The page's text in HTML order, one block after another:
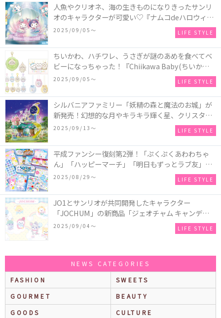
人魚やクリオネ、海の生きものになりきったサンリ
オのキャラクターが可愛い♡『ナムコdeハロウィン
2025～マーメイドファンタジー～』全国のアミュー
ズメント施設「ナムコ」「ナムコオンラインクレー
ン」で開催！
2025/09/05〜 LIFE STYLE
ちいかわ、ハチワレ、うさぎが謎のあめを食べてベ
ビーになっちゃった！『Chiikawa Baby(ちいかわベ
ビー)』の催事を全国14か所で開催！
2025/09/05〜 LIFE STYLE
シルバニアファミリー「妖精の森と魔法のお城」が
新発売！幻想的な月やキラキラ輝く星、クリスタル
などの装飾がお城を彩る♡
2025/09/13〜 LIFE STYLE
平成ファンシー復刻第2弾！「ぷくぷくあわわちゃ
ん」「ハッピーマーチ」「明日もずっとラブ友」な
どの「カンペンケース」や「遊べるメモ帳」が発売
2025/08/29〜 LIFE STYLE
JO1とサンリオが共同開発したキャラクター
「JOCHUM」の新商品「ジェオチャム キャンディデ
ザインシリーズ」が発売！一部店舗限定で特別装飾
2025/09/04〜 LIFE STYLE
NEWS CATEGORIES
FASHION
SWEETS
GOURMET
BEAUTY
GOODS
CULTURE